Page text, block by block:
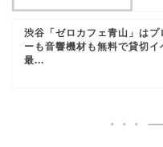
渋谷「ゼロカフェ青山」はプ
ーも音響機材も無料で貸切イ
最...